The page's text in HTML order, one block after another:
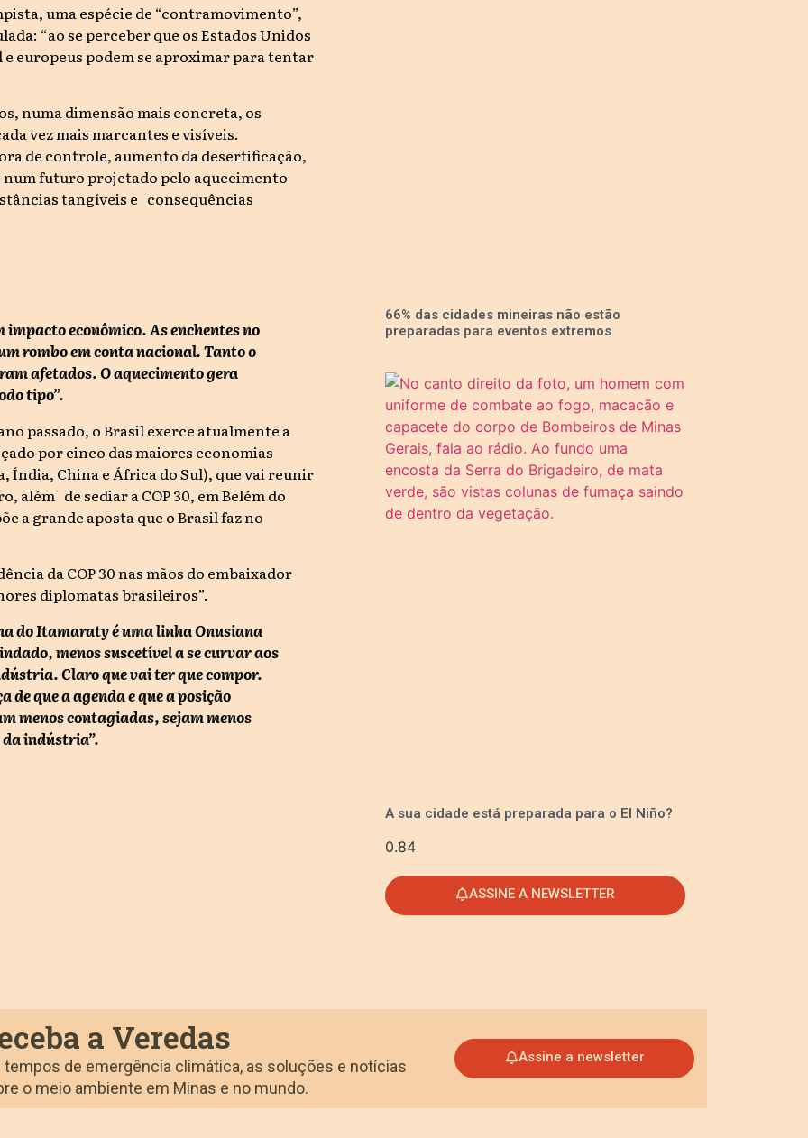
uma espécie de “contramovimento”,
“ao se perceber que os Estados Unidos
europeus podem se aproximar para tentar
numa dimensão mais concreta, os
vez mais marcantes e visíveis.
de controle, aumento da desertificação,
num futuro projetado pelo aquecimento
tangíveis e consequências
impacto econômico. As enchentes no
rombo em conta nacional. Tanto o
afetados. O aquecimento gera
tipo”.
passado, o Brasil exerce atualmente a
por cinco das maiores economias
Índia, China e África do Sul), que vai reunir
além de sediar a COP 30, em Belém do
a grande aposta que o Brasil faz no
da COP 30 nas mãos do embaixador
diplomatas brasileiros”.
do Itamaraty é uma linha Onusiana
menos suscetível a se curvar aos
Claro que vai ter que compor.
de que a agenda e que a posição
menos contagiadas, sejam menos
da indústria”.
66% das cidades mineiras não estão
preparadas para eventos extremos
A sua cidade está preparada para o El Niño?
ASSINE A NEWSLETTER
a Veredas
tempos de emergência climática, as soluções e notícias
o meio ambiente em Minas e no mundo.
Assine a newsletter